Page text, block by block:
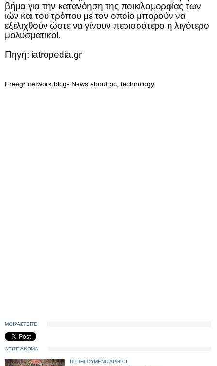
βήμα για την κατανόηση της ποικιλομορφίας των
ιών και του τρόπου με τον οποίο μπορούν να
εξελιχθούν ώστε να γίνουν περισσότερο ή λιγότερο
μολυσματικοί.
Πηγή: iatropedia.gr
Freegr network blog- News about pc, technology.
ΜΟΙΡΑΣΤΕΙΤΕ
ΔΕΙΤΕ ΑΚΟΜΑ
ΠΡΟΗΓΟΥΜΕΝΟ ΑΡΘΡΟ